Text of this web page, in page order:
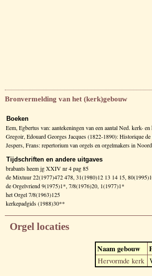
Bronvermelding van het (kerk)gebouw
Boeken
Eem, Egbertus van: aantekeningen van een aantal Ned. kerk-
Gregoir, Edouard Georges Jacques (1822-1890): Historique
Jespers, Frans: repertorium van orgels en orgelmakers in
Tijdschriften en andere uitgaves
brabants heem jg XXIV nr 4 pag 85
de Mixtuur 22(1977)472 478, 31(1980)12 13 14 15,
de Orgelvriend 9(1975)1*, 7/8(1976)20, 1(1977)1*
het Orgel 7/8(1963)125
kerkepadgids (1988)30**
Orgel locaties
Naam gebouw
Hervormde kerk